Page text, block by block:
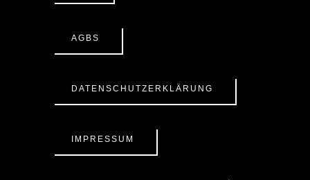
AGBS
DATENSCHUTZERKLÄRUNG
IMPRESSUM